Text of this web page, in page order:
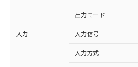
出力モード
入力 入力信号
入力方式